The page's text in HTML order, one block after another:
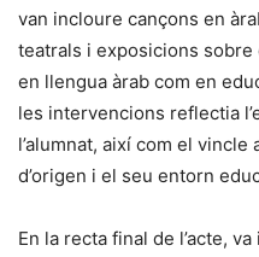
van incloure cançons en
teatrals i exposicions
en llengua àrab com en
les intervencions reflectia
l’alumnat, així com el
d’origen i el seu entorn
En la recta final de l’acte,